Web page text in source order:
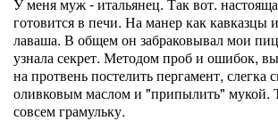
готовится в печи. На манер как кавказцы
лаваша. В общем он забраковывал мои
узнала секрет. Методом проб и ошибок,
на протвень постелить пергамент, слегка
оливковым маслом и "припылить" мукой.
совсем грамульку.